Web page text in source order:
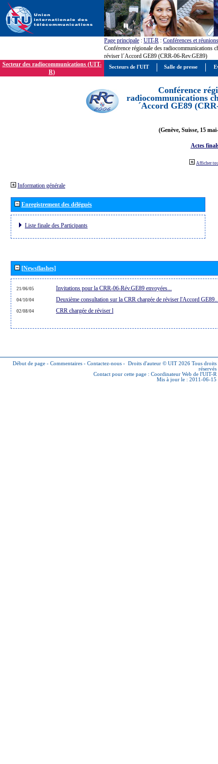
Page principale : UIT-R : Conférences et réunions
Conférence régionale des radiocommunications
réviser l´Accord GE89 (CRR-06-Rev.GE89)
Secteur des radiocommunications (UIT-
R)
Conférence
radiocommunications
´Accord GE89
(Genève, Suisse, 15
Actes
Afficher
Information générale
Enregistrement des délégués
Liste finale des Participants
[Newsflashes]
21/06/05 Invitations pour la CRR-06-Rév.GE89 envoyées...
04/10/04 Deuxième consultation sur la CRR chargée de réviser l'Accord
02/08/04 CRR chargée de réviser l
Début de page - Commentaires - Contactez-nous - Droits d'auteur © UIT 2026 Tous droits
réservés
Contact pour cette page : Coordinateur Web de l'UIT-R
Mis à jour le : 2011-06-15
Secteurs de l'UIT Salle de presse